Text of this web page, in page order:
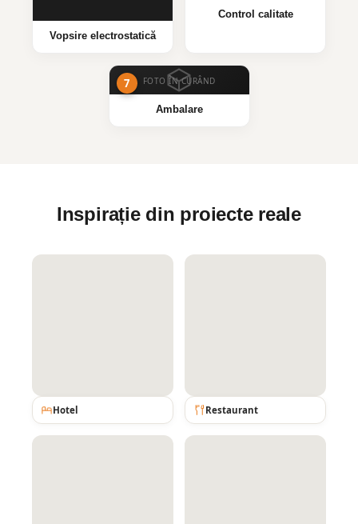
Vopsire electrostatică
Control calitate
FOTO ÎN CURÂND
Ambalare
Inspirație din proiecte reale
Hotel Restaurant